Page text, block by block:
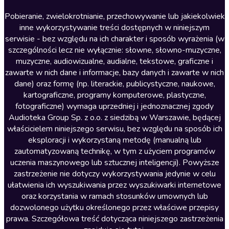
Literatura anglojęzyczna
Literatura faktu
Literatura obyczajowa
Literatura piękna obca
Literatura piękna polska
Nagrania relaksacyjne
Nauka języków
Nauki humanistyczne
Podcasty i audycje
Polityka
Prasa
Religia
Romans
Pobieranie, zwielokrotnianie, przechowywanie lub jakiekolwiek
inne wykorzystywanie treści dostępnych w niniejszym
serwisie - bez względu na ich charakter i sposób wyrażenia (w
szczególności lecz nie wyłącznie: słowne, słowno-muzyczne,
muzyczne, audiowizualne, audialne, tekstowe, graficzne i
zawarte w nich dane i informacje, bazy danych i zawarte w nich
dane) oraz formę (np. literackie, publicystyczne, naukowe,
kartograficzne, programy komputerowe, plastyczne,
fotograficzne) wymaga uprzedniej i jednoznacznej zgody
Audioteka Group Sp. z o.o. z siedzibą w Warszawie, będącej
właścicielem niniejszego serwisu, bez względu na sposób ich
eksploracji i wykorzystaną metodę (manualną lub
zautomatyzowaną technikę, w tym z użyciem programów
uczenia maszynowego lub sztucznej inteligencji). Powyższe
zastrzeżenie nie dotyczy wykorzystywania jedynie w celu
ułatwienia ich wyszukiwania przez wyszukiwarki internetowe
oraz korzystania w ramach stosunków umownych lub
dozwolonego użytku określonego przez właściwe przepisy
prawa. Szczegółowa treść dotycząca niniejszego zastrzeżenia